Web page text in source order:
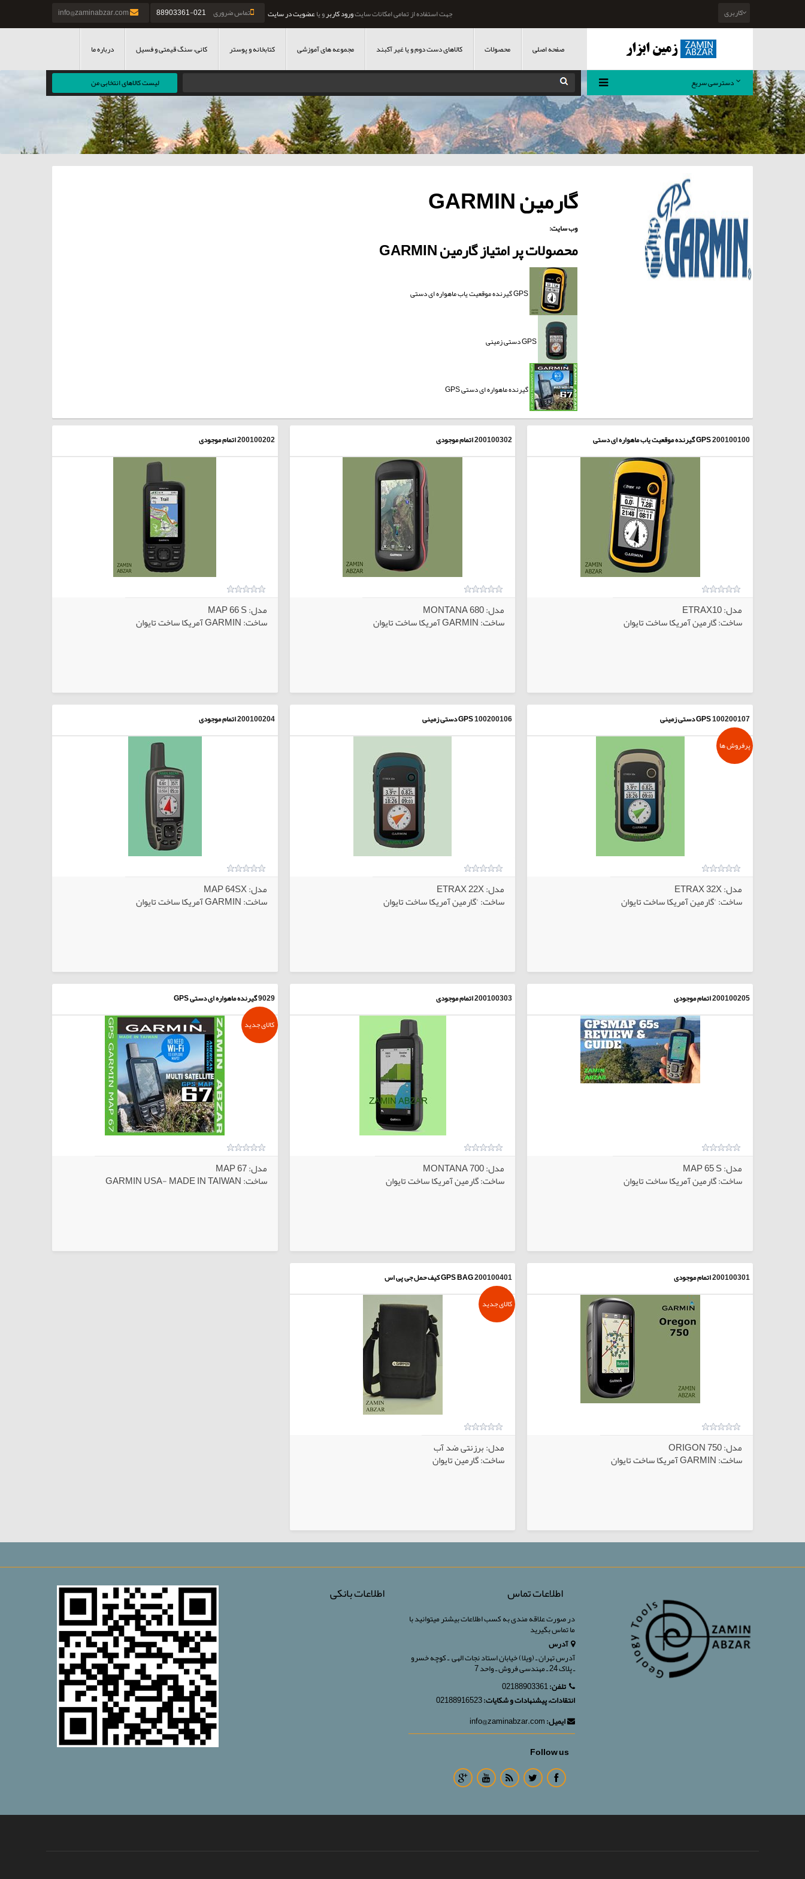
تماس ضروری 021-88903361 جهت استفاده از تمامی امکانات سایتورود کاربرو یاعضویت در سایت کاربری
صفحه اصلی محصولات کالاهای دست دوم و یا غیر آکبند مجموعه های آموزشی کتابخانه و پوستر کانی، سنگ قیمتی و فسیل درباره ما
دسترسی سریع لیست کالاهای انتخابی من
گارمین GARMIN
وب سایت:
محصولات پر امتیاز گارمین GARMIN
GPS گیرنده موقعیت یاب ماهواره ای دستی
GPS دستی زمینی
گیرنده ماهواره ای دستی GPS
200100100GPS گیرنده موقعیت یاب ماهواره ای دستی
مدل: ETRAX10
ساخت: گارمین آمریکا ساخت تایوان
200100302اتمام موجودی
مدل: MONTANA 680
ساخت: GARMIN آمریکا ساخت تایوان
200100202اتمام موجودی
مدل: MAP 66 S
ساخت: GARMIN آمریکا ساخت تایوان
100200107GPS دستی زمینی
پرفروش ها
مدل: ETRAX 32X
ساخت: 'گارمین آمریکا ساخت تایوان
100200106GPS دستی زمینی
مدل: ETRAX 22X
ساخت: 'گارمین آمریکا ساخت تایوان
200100204اتمام موجودی
مدل: MAP 64SX
ساخت: GARMIN آمریکا ساخت تایوان
200100205اتمام موجودی
مدل: MAP 65 S
ساخت: گارمین آمریکا ساخت تایوان
200100303اتمام موجودی
مدل: MONTANA 700
ساخت: گارمین آمریکا ساخت تایوان
9029گیرنده ماهواره ای دستی GPS
کالای جدید
مدل: MAP 67
ساخت: GARMIN USA- MADE IN TAIWAN
200100301اتمام موجودی
مدل: ORIGON 750
ساخت: GARMIN آمریکا ساخت تایوان
200100401GPS BAG کیف حمل جی پی اس
کالای جدید
مدل: برزنتی ضد آب
ساخت: گارمین تایوان
اطلاعات تماس
در صورت علاقه مندی به کسب اطلاعات بیشتر میتوانید با
ما تماس بگیرید
آدرس
آدرس تهران ـ(ویلا)خیابان استاد نجات الهی ـ کوچه خسرو
ـ پلاک 24 ـ مهندسی فروش ـ واحد 7
تلفن:02188903361
انتقادات، پیشنهادات و شکایات:02188916523
ایمیل:
Follow us
اطلاعات بانکی